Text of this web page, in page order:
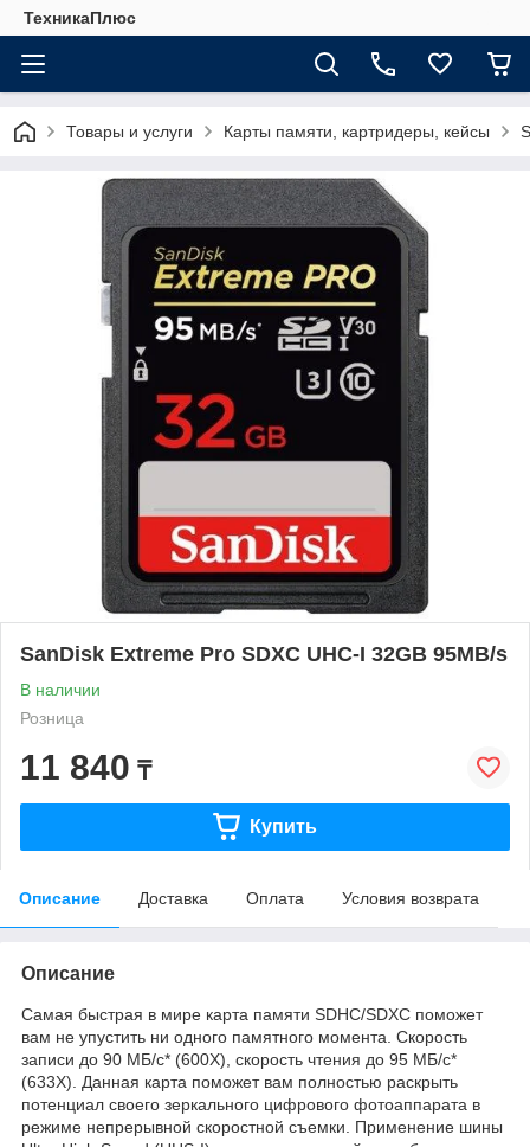
ТехникаПлюс
Товары и услуги Карты памяти, картридеры, кейсы
SanDisk Extreme Pro SDXC UHC-I 32GB 95MB/s
В наличии
Розница
11 840 ₸
Купить
Описание Доставка Оплата Условия возврата
Описание
Самая быстрая в мире карта памяти SDHC/SDXC поможет
вам не упустить ни одного памятного момента. Скорость
записи до 90 МБ/с* (600X), скорость чтения до 95 МБ/с*
(633X). Данная карта поможет вам полностью раскрыть
потенциал своего зеркального цифрового фотоаппарата в
режиме непрерывной скоростной съемки. Применение шины